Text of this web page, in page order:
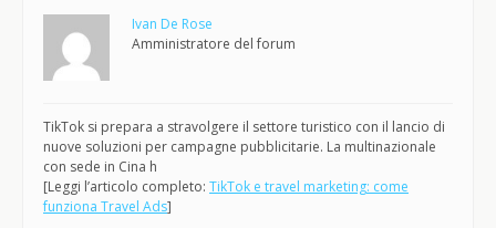
Ivan De Rose
Amministratore del forum
TikTok si prepara a stravolgere il settore turistico con il lancio di
nuove soluzioni per campagne pubblicitarie. La multinazionale
con sede in Cina h
[Leggi l’articolo completo: TikTok e travel marketing: come
funziona Travel Ads]